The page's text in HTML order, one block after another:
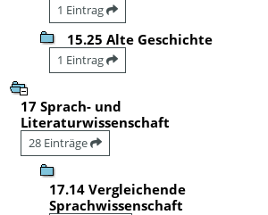
1 Eintrag
15.25 Alte Geschichte
1 Eintrag
17 Sprach- und
Literaturwissenschaft
28 Einträge
17.14 Vergleichende
Sprachwissenschaft